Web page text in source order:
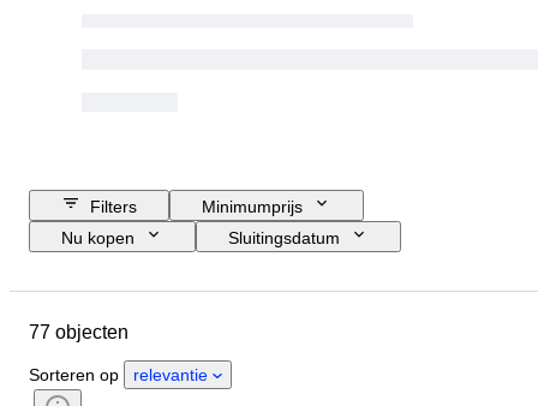
Filters
Minimumprijs
Nu kopen
Sluitingsdatum
Materiaal
Accessoires inbegrepen
Patroon
Model
77 objecten
Sorteren op relevantie